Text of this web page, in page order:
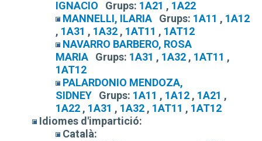
IGNACIO
Grups: 1A21 , 1A22
MANNELLI, ILARIA
Grups: 1A11 , 1A12
, 1A31 , 1A32 , 1AT11 , 1AT12
NAVARRO BARBERO, ROSA
MARIA
Grups: 1A31 , 1A32 , 1AT11 ,
1AT12
PALARDONIO MENDOZA,
SIDNEY
Grups: 1A11 , 1A12 , 1A21 ,
1A22 , 1A31 , 1A32 , 1AT11 , 1AT12
Idiomes d'impartició:
Català: